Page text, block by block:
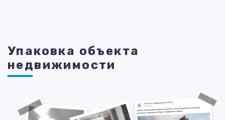
Упаковка объекта
недвижимости